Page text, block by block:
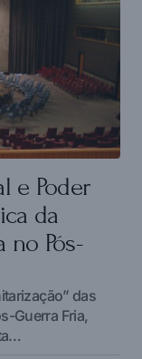
e Poder
da
no Pós-
das
Guerra Fria,